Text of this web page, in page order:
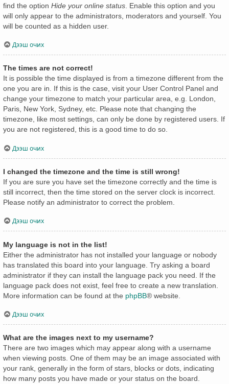
find the option Hide your online status . Enable this option and you
will only appear to the administrators, moderators and yourself. You
will be counted as a hidden user.
Дээш очих
The times are not correct!
It is possible the time displayed is from a timezone different from the
one you are in. If this is the case, visit your User Control Panel and
change your timezone to match your particular area, e.g. London,
Paris, New York, Sydney, etc. Please note that changing the
timezone, like most settings, can only be done by registered users. If
you are not registered, this is a good time to do so.
Дээш очих
I changed the timezone and the time is still wrong!
If you are sure you have set the timezone correctly and the time is
still incorrect, then the time stored on the server clock is incorrect.
Please notify an administrator to correct the problem.
Дээш очих
My language is not in the list!
Either the administrator has not installed your language or nobody
has translated this board into your language. Try asking a board
administrator if they can install the language pack you need. If the
language pack does not exist, feel free to create a new translation.
More information can be found at the phpBB® website.
Дээш очих
What are the images next to my username?
There are two images which may appear along with a username
when viewing posts. One of them may be an image associated with
your rank, generally in the form of stars, blocks or dots, indicating
how many posts you have made or your status on the board.